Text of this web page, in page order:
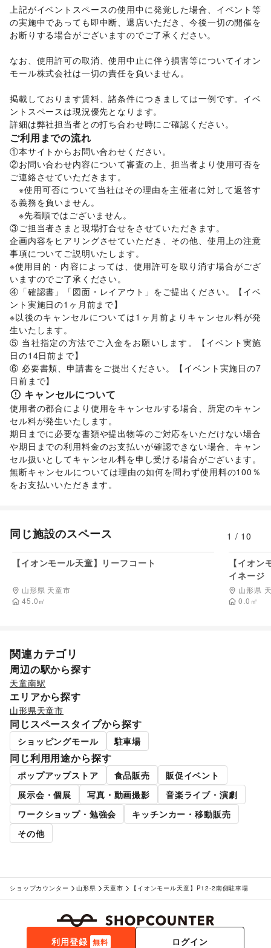
/その他美容・健康
エンタメ・ガジェット
PC・スマートフォン スマホアクセサリー/ ガジェット/
ゲーム /アニメ/ コミック・マンガ/ アイドル・芸能人
おもちゃ・ホビー/楽器・音楽機材/CD・DVD・本・雑誌 /
Webメディア・アプリ/テレビ・ドラマ/映画 /
音楽・ライブ/演劇/占い/ 公営競技・宝くじ
その他エンタメ・ガジェット
アート・デザイン
絵画・書/写真・イラストレーション
その他アート・デザイン
レジャー・スポーツ
旅行・レジャー/キャンプ・アウトドア
バスケットボール/ゴルフ/その他レジャー・スポーツ
車・バイク・モビリティ
車/バイク・オートバイ/自転車・ロードバイク/
マイクロモビリティ
その他車・バイク・モビリティ
NPO・公共団体
地方公共団体・行政・政府
/NPO・ボランティア活動/ その他NPO・公共団体
ビジネス・オフィス
法人向けサービス/オフィス家具・OA機器
イベント企画・運営/その他ビジネス・オフィス
その他活動・個人
その他活動・個人
上記がイベントスペースの使用中に発覚した場合、イベント等
の実施中であっても即中断、退店いただき、今後一切の開催を
お断りする場合がございますのでご了承ください。
なお、使用許可の取消、使用中止に伴う損害等についてイオン
モール株式会社は一切の責任を負いません。
掲載しております賃料、諸条件につきましては一例です。イベ
ントスペースは現況優先となります。
詳細は弊社担当者との打ち合わせ時にご確認ください。
ご利用までの流れ
①本サイトからお問い合わせください。
②お問い合わせ内容について審査の上、担当者より使用可否を
ご連絡させていただきます。
※使用可否について当社はその理由を主催者に対して返答す
る義務を負いません。
※先着順ではございません。
③ご担当者さまと現場打合せをさせていただきます。
企画内容をヒアリングさせていただき、その他、使用上の注意
事項についてご説明いたします。
※使用目的・内容によっては、使用許可を取り消す場合がござ
いますのでご了承ください。
④「確認書」「図面・レイアウト」をご提出ください。【イベ
ント実施日の1ヶ月前まで】
※以後のキャンセルについては1ヶ月前よりキャンセル料が発
生いたします。
⑤ 当社指定の方法でご入金をお願いします。【イベント実施
日の14日前まで】
⑥ 必要書類、申請書をご提出ください。【イベント実施日の7
日前まで】
キャンセルについて
使用者の都合により使用をキャンセルする場合、所定のキャン
セル料が発生いたします。
期日までに必要な書類や提出物等のご対応をいただけない場合
や期日までの利用料金のお支払いが確認できない場合、キャン
セル扱いとしてキャンセル料を申し受ける場合がございます。
無断キャンセルについては理由の如何を問わず使用料の100％
をお支払いいただきます。
同じ施設のスペース 1 / 10
【イオンモール天童】リーフコート
山形県 天童市
45.0㎡
【イオ
イネージ
山形県
0.0 ㎡
関連カテゴリ
周辺の駅から探す
天童南駅
エリアから探す
山形県天童市
同じスペースタイプから探す
ショッピングモール 駐車場
同じ利用用途から探す
ポップアップストア 食品販売
販促イベント
展示会・個展
写真・動画撮影
音楽ライブ・演劇
ワークショップ・勉強会
キッチンカー・移動販売
その他
ショップカウンター 山形県 天童市 【イオンモール天童】P12-2南側駐車場
利用登録 無料 ログイン